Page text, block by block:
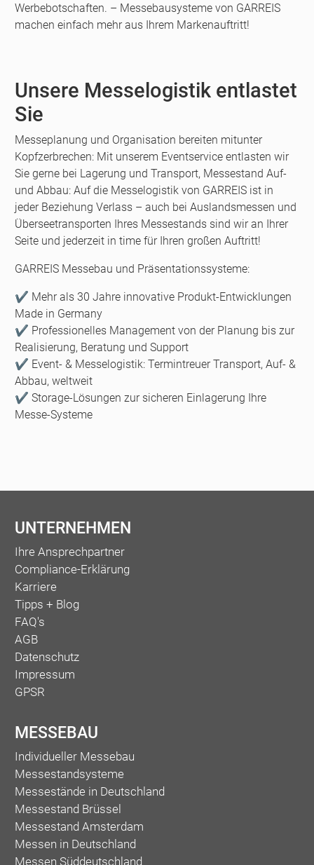
Werbebotschaften. – Messebausysteme von GARREIS
machen einfach mehr aus Ihrem Markenauftritt!
Unsere Messelogistik entlastet
Sie
Messeplanung und Organisation bereiten mitunter
Kopfzerbrechen: Mit unserem Eventservice entlasten wir
Sie gerne bei Lagerung und Transport, Messestand Auf-
und Abbau: Auf die Messelogistik von GARREIS ist in
jeder Beziehung Verlass – auch bei Auslandsmessen und
Überseetransporten Ihres Messestands sind wir an Ihrer
Seite und jederzeit in time für Ihren großen Auftritt!
GARREIS Messebau und Präsentationssysteme:
✔️ Mehr als 30 Jahre innovative Produkt-Entwicklungen
Made in Germany
✔️ Professionelles Management von der Planung bis zur
Realisierung, Beratung und Support
✔️ Event- & Messelogistik: Termintreuer Transport, Auf- &
Abbau, weltweit
✔️ Storage-Lösungen zur sicheren Einlagerung Ihre
Messe-Systeme
UNTERNEHMEN
Ihre Ansprechpartner
Compliance-Erklärung
Karriere
Tipps + Blog
FAQ's
AGB
Datenschutz
Impressum
GPSR
MESSEBAU
Individueller Messebau
Messestandsysteme
Messestände in Deutschland
Messestand Brüssel
Messestand Amsterdam
Messen in Deutschland
Messen Süddeutschland